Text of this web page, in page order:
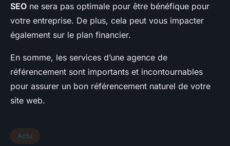
SEO ne sera pas optimale pour être bénéfique pour
votre entreprise. De plus, cela peut vous impacter
également sur le plan financier.
En somme, les services d’une agence de
référencement sont importants et incontournables
pour assurer un bon référencement naturel de votre
site web.
Actu